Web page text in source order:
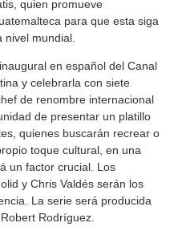
quien promueve
para que esta siga
mundial.
en español del Canal
y celebrarla con siete
de renombre internacional
de presentar un platillo
quienes buscarán recrear o
toque cultural, en una
un factor crucial. Los
y Chris Valdés serán los
La serie será producida
Rodríguez.